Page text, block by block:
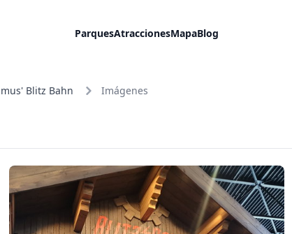
ParquesAtraccionesMapaBlog
Blitz Bahn Imágenes